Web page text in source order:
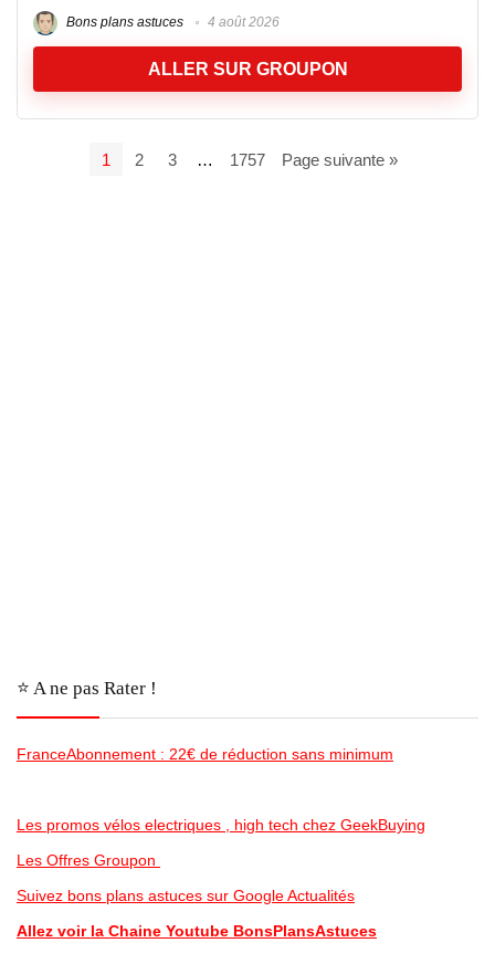
Bons plans astuces 4 août 2026
ALLER SUR GROUPON
1 2 3 … 1757 Page suivante »
⭐️ A ne pas Rater !
FranceAbonnement : 22€ de réduction sans minimum
Les promos vélos electriques , high tech chez GeekBuying
Les Offres Groupon
Suivez bons plans astuces sur Google Actualités
Allez voir la Chaine Youtube BonsPlansAstuces